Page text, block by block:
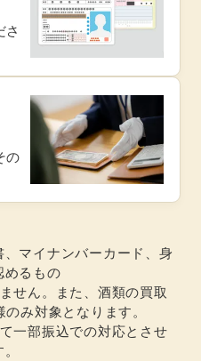
さ
の
マイナンバーカード、身
めるもの
せん。また、酒類の買取
み対象となります。
一部振込での対応とさせ